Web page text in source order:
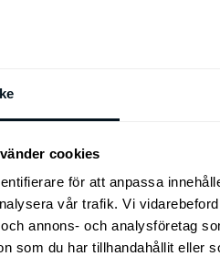
cookies
för att anpassa
vår trafik. Vi
annons- och analysföretag
som du har tillhandahållit eller